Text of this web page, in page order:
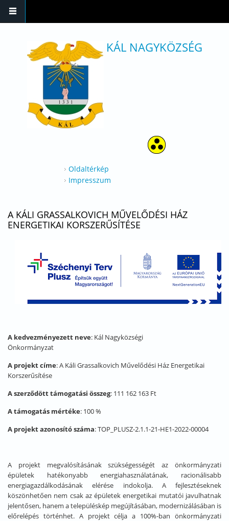
KÁL NAGYKÖZSÉG
Oldaltérkép
Impresszum
A KÁLI GRASSALKOVICH MŰVELŐDÉSI HÁZ
ENERGETIKAI KORSZERŰSÍTÉSE
A kedvezményezett neve: Kál Nagyközségi
A projekt címe: A Káli Grassalkovich Művelődési Ház Energetikai
Korszerűsítése
A szerződött támogatási összeg: 111 162 163 Ft
A támogatás mértéke: 100 %
A projekt azonosító száma: TOP_PLUSZ-2.1.1-21-HE1-2022-00004
A projekt megvalósításának szükségességét az önkormányzati
épületek hatékonyabb energiahasználatának, racionálisabb
energiagazdálkodásának elérése indokolja. A fejlesztéseknek
köszönhetően nem csak az épületek energetikai mutatói javulhatnak
jelentősen, hanem a településkép megújításában, modernizálásában is
előrelépés történhet. A projekt célja a 100%-ban önkormányzati